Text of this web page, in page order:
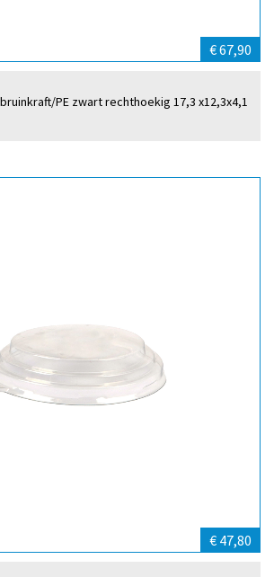
€ 67,90
PE zwart rechthoekig 17,3 x12,3x4,1
€ 47,80